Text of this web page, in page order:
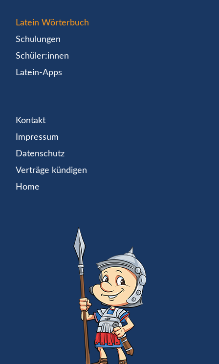
Latein Wörterbuch
Schulungen
Schüler:innen
Latein-Apps
Kontakt
Impressum
Datenschutz
Verträge kündigen
Home